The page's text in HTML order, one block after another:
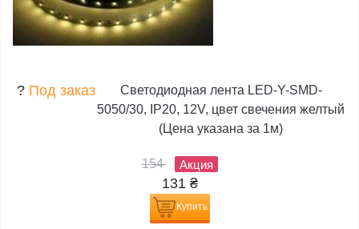
? Под заказ
Светодиодная лента LED-Y-SMD-
5050/30, IP20, 12V, цвет свечения желтый
(Цена указана за 1м)
154 Акция
131 ₴
Купить